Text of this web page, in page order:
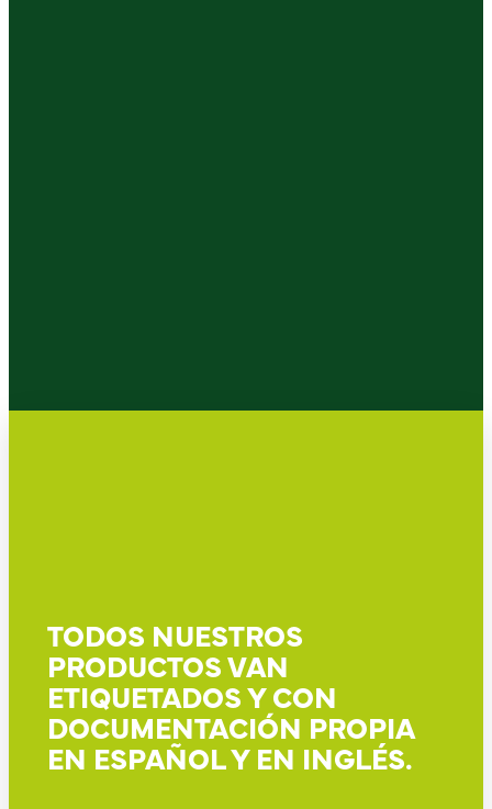
TODOS NUESTROS
PRODUCTOS VAN
ETIQUETADOS Y CON
DOCUMENTACIÓN PROPIA
EN ESPAÑOL Y EN INGLÉS.